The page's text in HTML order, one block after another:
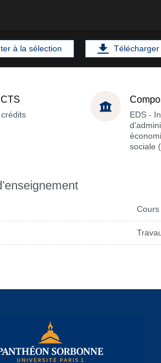
à la sélection Télécharger
crédits
EDS -
sociale